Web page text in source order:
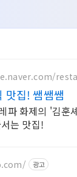
맛집! 쌤쌤쌤
파 화제의 '김훈
는 맛집!
광고